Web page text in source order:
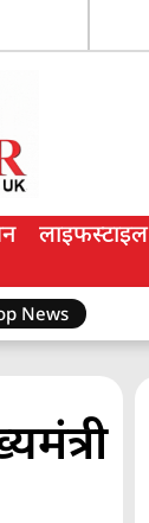
लाइफस्टाइल
News